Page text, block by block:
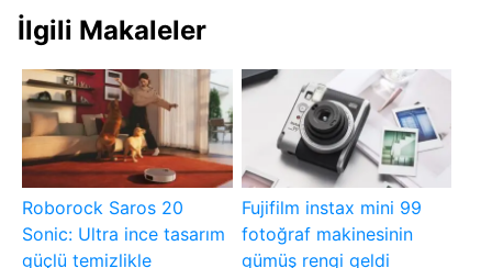
İlgili Makaleler
Roborock Saros 20
Sonic: Ultra ince tasarım
güçlü temizlikle
Fujifilm instax mini 99
fotoğraf makinesinin
gümüş rengi geldi